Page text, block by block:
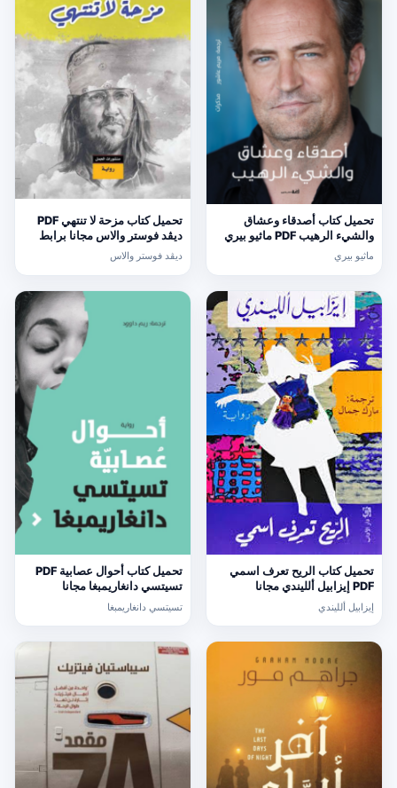
تحميل كتاب أصدقاء وعشاق
والشيء الرهيب PDF ماثيو بيري
مجانا برابط مباشر
ماثيو بيري
تحميل كتاب مزحة لا تنتهي PDF
ديڤد فوستر والاس مجانا برابط
مباشر
ديڤد فوستر والاس
تحميل كتاب الريح تعرف اسمي
PDF إيزابيل ألليندي مجانا
إيزابيل ألليندي
تحميل كتاب أحوال عصابية PDF
تسيتسي دانغاريمبغا مجانا
تسيتسي دانغاريمبغا